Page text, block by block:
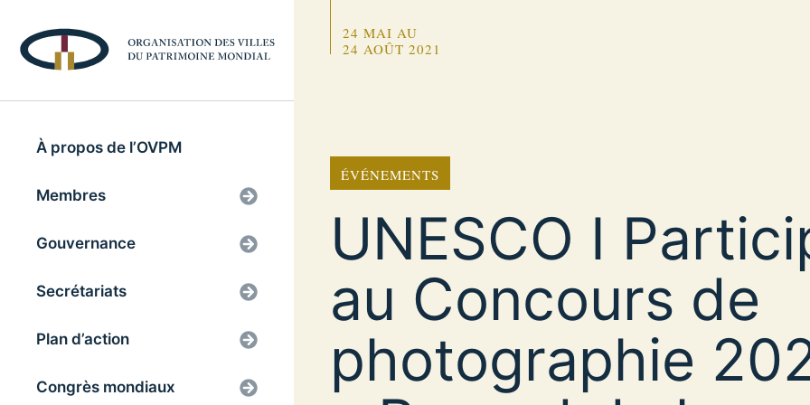
À propos de l’OVPM
Membres
Gouvernance
Secrétariats
Plan d’action
Congrès mondiaux
24 MAI AU
24 AOÛT 2021
ÉVÉNEMENTS
UNESCO I
au Concours de
photographie